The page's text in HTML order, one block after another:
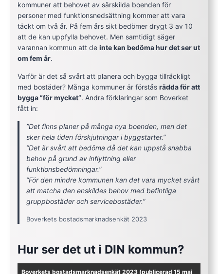
kommuner att behovet av särskilda boenden för
personer med funktionsnedsättning kommer att vara
täckt om två år. På fem års sikt bedömer drygt 3 av 10
att de kan uppfylla behovet. Men samtidigt säger
varannan kommun att de inte kan bedöma hur det ser ut
om fem år.
Varför är det så svårt att planera och bygga tillräckligt
med bostäder? Många kommuner är förstås rädda för att
bygga ”för mycket”. Andra förklaringar som Boverket
fått in:
”Det finns planer på många nya boenden, men det
sker hela tiden förskjutningar i byggstarter.”
”Det är svårt att bedöma då det kan uppstå snabba
behov på grund av inflyttning eller
funktionsbedömningar.”
”För den mindre kommunen kan det vara mycket svårt
att matcha den enskildes behov med befintliga
gruppbostäder och servicebostäder.”
Boverkets bostadsmarknadsenkät 2023
Hur ser det ut i DIN kommun?
Boverkets bostadsmarknadsenkät 2023 (publicerad 15 maj